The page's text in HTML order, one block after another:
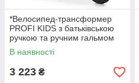
*Велосипед-трансформер
PROFI KIDS з батьківською
ручкою та ручним гальмом
арт. MB 1021-8
В наявності
3 223 ₴